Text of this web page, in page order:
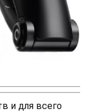
и для всего